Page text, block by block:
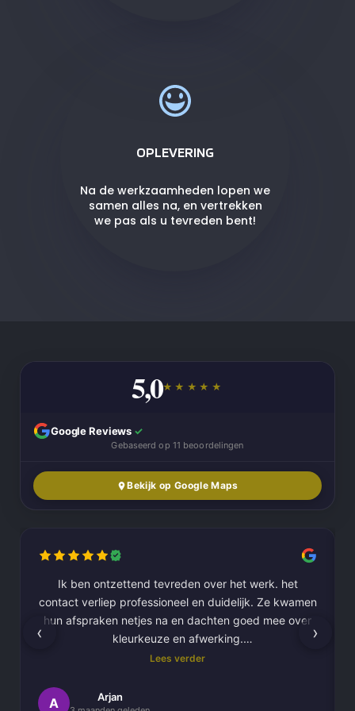
OPLEVERING
Na de werkzaamheden lopen we
samen alles na, en vertrekken
we pas als u tevreden bent!
5,0★★★★★
Google Reviews ✓
Gebaseerd op 11 beoordelingen
Bekijk op Google Maps
Ik ben ontzettend tevreden over het werk. het
contact verliep professioneel en duidelijk. Ze kwamen
hun afspraken netjes na en dachten goed mee over
kleurkeuze en afwerking.
uitgevoerd. Alles is strak afgewerkt en ze werkten
Lees verder
A Arjan
‹ ›